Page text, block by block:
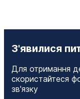
З'явилися
Для отримання
скористайтеся
зв'язку